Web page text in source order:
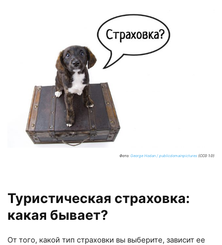
Фото: George Hodan / publicdomainpictures (CC0 1.0)
Туристическая страховка:
какая бывает?
От того, какой тип страховки вы выберите, зависит ее